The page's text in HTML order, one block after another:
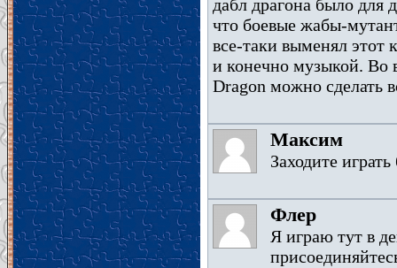
дабл драгона было для
что боевые жабы-
все-таки выменял
и конечно музыкой. Во
Dragon можно сделать
Максим
Заходите
Флер
Я играю тут в